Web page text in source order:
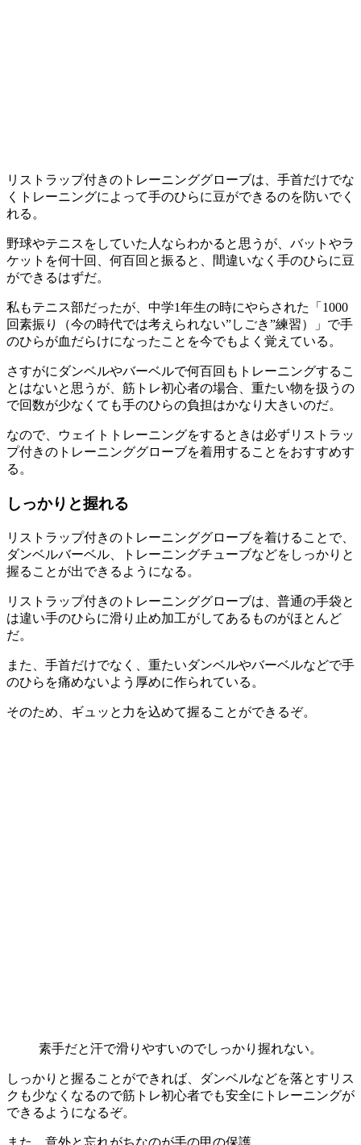
リストラップ付きのトレーニンググローブは、手首だけでな
く
トレーニングによって手のひらに豆ができるのを防いでく
れる。
野球やテニスをしていた人ならわかると思うが、バットやラ
ケットを何十回、何百回と振ると、間違いなく手のひらに豆
ができるはずだ。
私もテニス部だったが、中学1年生の時にやらされた「1000
回素振り（今の時代では考えられない”しごき”練習）」で手
のひらが血だらけになったことを今でもよく覚えている。
さすがにダンベルやバーベルで何百回もトレーニングするこ
とはないと思うが、筋トレ初心者の場合、重たい物を扱うの
で回数が少なくても手のひらの負担はかなり大きいのだ。
なので、ウェイトトレーニングをするときは必ずリストラッ
プ付きのトレーニンググローブを着用することをおすすめす
る。
しっかりと握れる
リストラップ付きのトレーニンググローブを着けることで、
ダンベルバーベル、トレーニングチューブなどをしっかりと
握ることが出できるようになる。
リストラップ付きのトレーニンググローブは、普通の手袋と
は違い手のひらに滑り止め加工がしてあるものがほとんど
だ。
また、手首だけでなく、重たいダンベルやバーベルなどで手
のひらを痛めないよう厚めに作られている。
そのため、ギュッと力を込めて握ることができるぞ。
素手だと汗で滑りやすいのでしっかり握れない。
しっかりと握ることができれば、
ダンベルなどを落とすリス
クも少なくなるので筋トレ初心者でも安全にトレーニングが
できるようになるぞ。
また、意外と忘れがちなのが手の甲の保護。